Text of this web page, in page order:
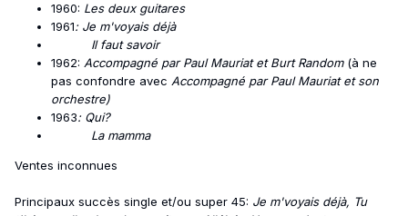
1960: Les deux guitares
1961: Je m'voyais déjà
Il faut savoir
1962: Accompagné par Paul Mauriat et Burt Random (à ne
pas confondre avec Accompagné par Paul Mauriat et son
orchestre)
1963: Qui?
La mamma
Ventes inconnues
Principaux succès single et/ou super 45: Je m'voyais déjà, Tu